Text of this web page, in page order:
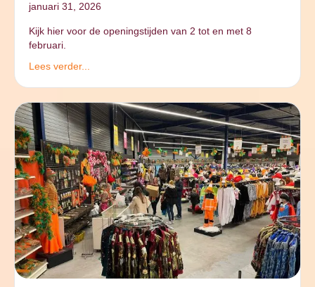
januari 31, 2026
Kijk hier voor de openingstijden van 2 tot en met 8
februari.
Lees verder...